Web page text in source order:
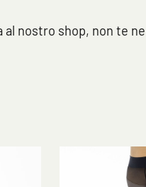
nostro shop, non te